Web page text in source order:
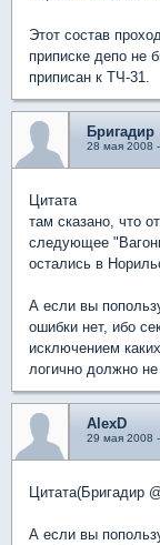
Этот состав
приписке депо не
приписан к ТЧ-31.
Бригадир
28 мая 2008
Цитата
там сказано, что
следующее
остались в
А если вы
ошибки нет, ибо
исключением
логично должно не
AlexD
29 мая 2008
Цитата(Бригадир
А если вы